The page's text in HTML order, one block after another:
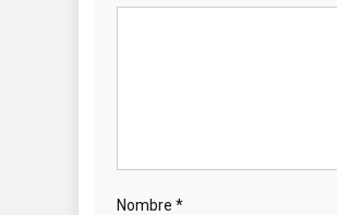
Nombre *